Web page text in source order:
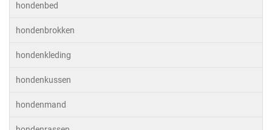
hondenbed
hondenbrokken
hondenkleding
hondenkussen
hondenmand